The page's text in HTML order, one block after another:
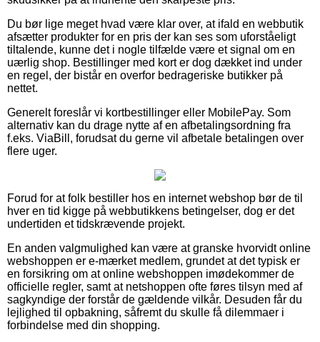
Du bør lige meget hvad være klar over, at ifald en webbutik
afsætter produkter for en pris der kan ses som uforståeligt
tiltalende, kunne det i nogle tilfælde være et signal om en
uærlig shop. Bestillinger med kort er dog dækket ind under
en regel, der bistår en overfor bedrageriske butikker på
nettet.
Generelt foreslår vi kortbestillinger eller MobilePay. Som
alternativ kan du drage nytte af en afbetalingsordning fra
f.eks. ViaBill, forudsat du gerne vil afbetale betalingen over
flere uger.
Forud for at folk bestiller hos en internet webshop bør de til
hver en tid kigge på webbutikkens betingelser, dog er det
undertiden et tidskrævende projekt.
En anden valgmulighed kan være at granske hvorvidt online
webshoppen er e-mærket medlem, grundet at det typisk er
en forsikring om at online webshoppen imødekommer de
officielle regler, samt at netshoppen ofte føres tilsyn med af
sagkyndige der forstår de gældende vilkår. Desuden får du
lejlighed til opbakning, såfremt du skulle få dilemmaer i
forbindelse med din shopping.